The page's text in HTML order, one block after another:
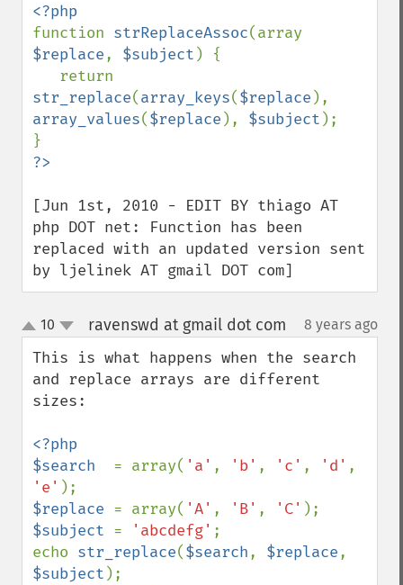
function strReplaceAssoc
$replace, $subject ) {
str_replace(array_keys($replace
array_values($replace ), $subject );
[Jun 1st, 2010 - EDIT BY thiago AT
php DOT net: Function has been
replaced with an updated version sent
by ljelinek AT gmail DOT com]
up
down
10 ravenswd at gmail dot com 8 years ago
This is what happens when the search
and replace arrays are different
sizes:
<?php
$search = array( 'a' , 'b' , 'c' , 'd'
'e'
$replace = array( 'A' , 'B' , 'C'
$subject = 'abcdefg' ;
echo str_replace($search, $replace
$subject